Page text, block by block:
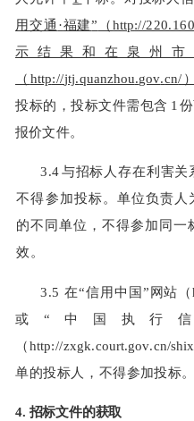
用交通 ·福建” （http://
示结果和在泉州
（ http://jtj.quanzhou.gov.cn/
投标的，投标文件需包含 1
报价文件。
3.4与招标人存在利害关
不得参加投标。单位负责人
的不同单位，不得参加同一
效。
3.5 在“信用中国”网站（
或 “ 中国执行
（http://zxgk.court.gov.cn/
单的投标人，不得参加投标。
4. 招标文件的获取